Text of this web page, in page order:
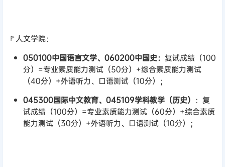
🚩人文学院：
050100中国语言文学、060200中国史： 复试成绩（100
分）=专业素质能力测试（50分）+综合素质能力测试
（40分）+外语听力、口语测试（10分）；
045300国际中文教育、045109学科教学（历史） ：复
试成绩（100分）=专业素质能力测试（60分）+综合素质
能力测试（30分）+外语听力、口语测试（10分）；